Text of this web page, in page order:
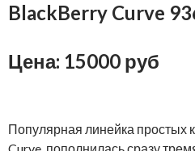
BlackBerry Curve
Цена: 15000 руб
Популярная линейка простых